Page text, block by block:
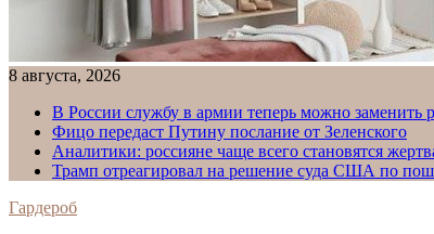
8 августа, 2026
В России службу в армии теперь можно заменить
Фицо передаст Путину послание от Зеленского
Аналитики: россияне чаще всего становятся
Трамп отреагировал на решение суда США по
Гардероб